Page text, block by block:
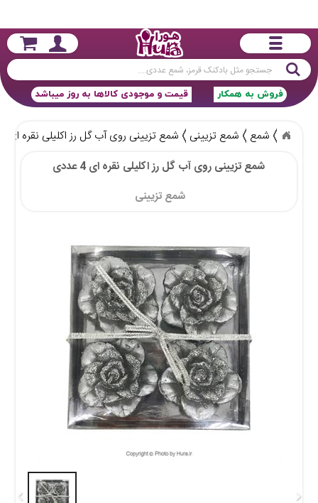
جستجو
قیمت و موجودی کالاها به روز میباشد فروش به همکار
شمع شمع تزیینی
شمع تزیینی روی آب گل رز اکلیلی نقره ای 4 عددی
شمع تزیینی روی آب گل رز اکلیلی نقره ای 4 عددی
شمع تزیینی